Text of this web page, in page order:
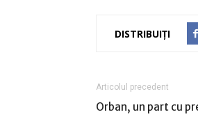
DISTRIBUIȚI
Articolul precedent
Orban, un part cu